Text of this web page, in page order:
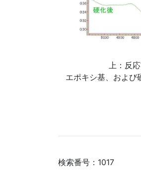
上：反
エポキシ基、および
検索番号：1017